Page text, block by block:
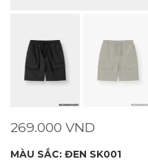
269.000 VND
MÀU SẮC: ĐEN SK001